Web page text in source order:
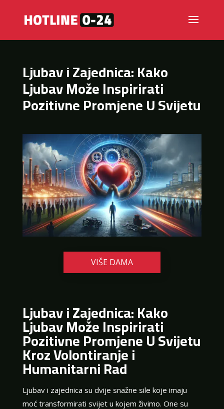
Ljubav i Zajednica: Kako
Ljubav Može Inspirirati
Pozitivne Promjene U Svijetu
VIŠE DAMA
Ljubav i Zajednica: Kako
Ljubav Može Inspirirati
Pozitivne Promjene U Svijetu
Kroz Volontiranje i
Humanitarni Rad
Ljubav i zajednica su dvije snažne sile koje imaju
moć transformirati svijet u kojem živimo. One su